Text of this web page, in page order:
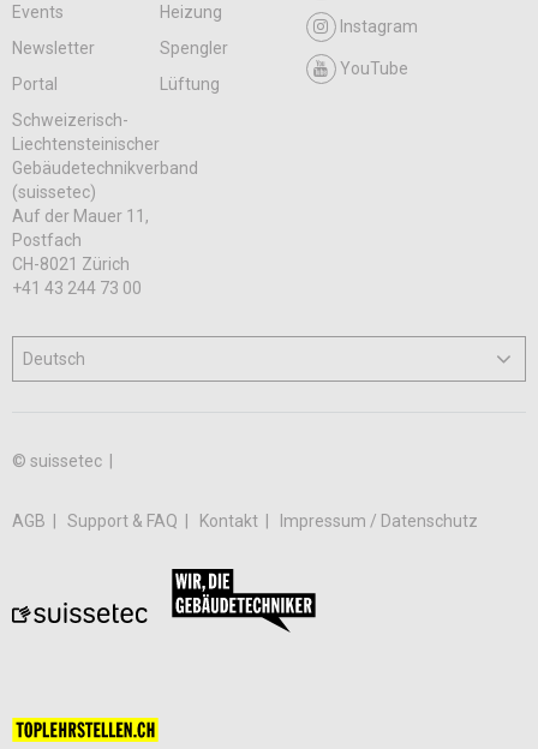
Events
Heizung
Newsletter
Spengler
Portal
Lüftung
Instagram
YouTube
Schweizerisch-
Liechtensteinischer
Gebäudetechnikverband
(suissetec)
Auf der Mauer 11,
Postfach
CH-8021 Zürich
+41 43 244 73 00
© suissetec |
AGB Support & FAQ Kontakt Impressum / Datenschutz